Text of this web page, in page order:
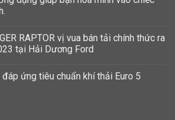
RAPTOR vị vua bán tải chính thức ra
tại Hải Dương Ford
ứng tiêu chuẩn khí thải Euro 5